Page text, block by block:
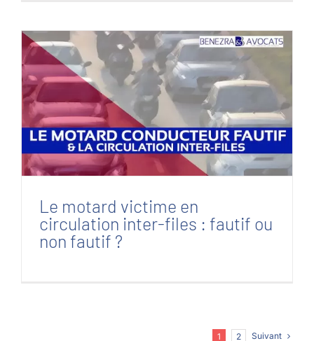
Le motard victime en circulation inter-files :
fautif ou non fautif ?
Le motard victime en
circulation inter-files : fautif ou
non fautif ?
1 2 Suivant